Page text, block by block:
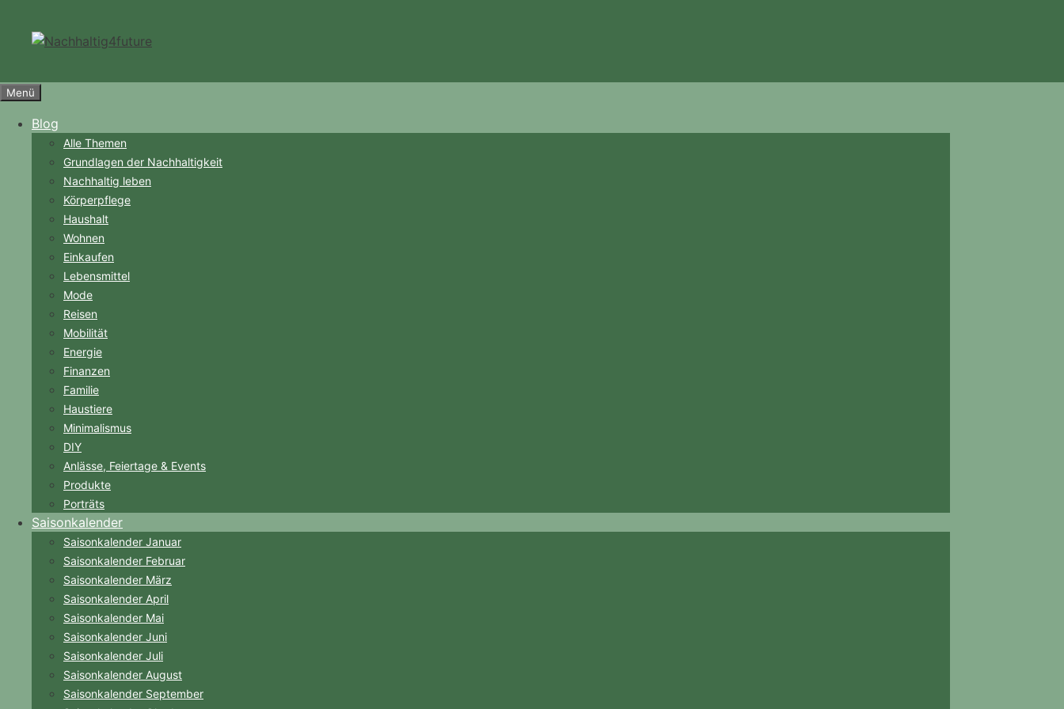
springen
Menü
Blog
Alle Themen
Grundlagen der Nachhaltigkeit
Nachhaltig leben
Körperpflege
Haushalt
Wohnen
Einkaufen
Lebensmittel
Mode
Reisen
Mobilität
Energie
Finanzen
Familie
Haustiere
Minimalismus
DIY
Anlässe, Feiertage & Events
Produkte
Porträts
Saisonkalender
Saisonkalender Januar
Saisonkalender Februar
Saisonkalender März
Saisonkalender April
Saisonkalender Mai
Saisonkalender Juni
Saisonkalender Juli
Saisonkalender August
Saisonkalender September